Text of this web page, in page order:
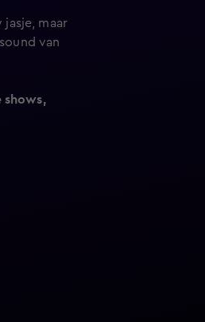
maar
van
shows,